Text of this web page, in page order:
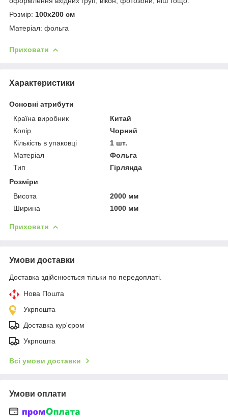
Розмір: 100х200 см
Матеріал: фольга
Приховати
Характеристики
Основні атрибути
Країна виробник
Китай
Колір
Чорний
Кількість в упаковці
1 шт.
Матеріал
Фольга
Тип
Гірлянда
Розміри
Висота
2000 мм
Ширина
1000 мм
Приховати
Умови доставки
Доставка здійснюється тільки по передоплаті.
Нова Пошта
Укрпошта
Доставка кур'єром
Укрпошта
Всі умови доставки
Умови оплати